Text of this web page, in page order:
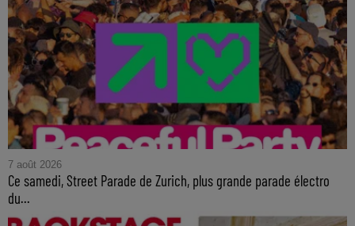
7 août 2026
Ce samedi, Street Parade de Zurich, plus grande parade électro
du...